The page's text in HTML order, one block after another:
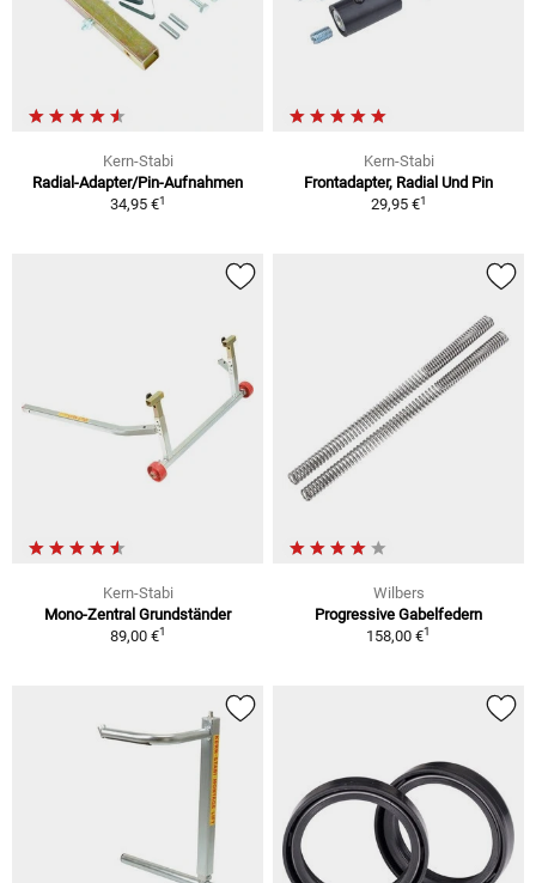
Kern-Stabi
Radial-Adapter/Pin-Aufnahmen
34,95 €1
Kern-Stabi
Frontadapter, Radial Und Pin
29,95 €1
Kern-Stabi
Mono-Zentral Grundständer
89,00 €1
Wilbers
Progressive Gabelfedern
158,00 €1